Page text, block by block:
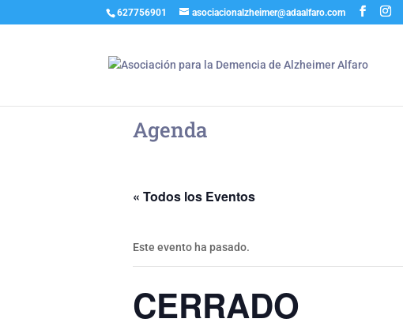
627756901 asociacionalzheimer@adaalfaro.com
Agenda
« Todos los Eventos
Este evento ha pasado.
CERRADO